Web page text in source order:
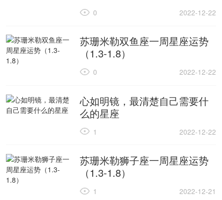
2022-12-22
0
苏珊米勒双鱼座一周星座运势
（1.3-1.8）
2022-12-22
0
心如明镜，最清楚自己需要什
么的星座
2022-12-22
1
苏珊米勒狮子座一周星座运势
（1.3-1.8）
2022-12-21
1